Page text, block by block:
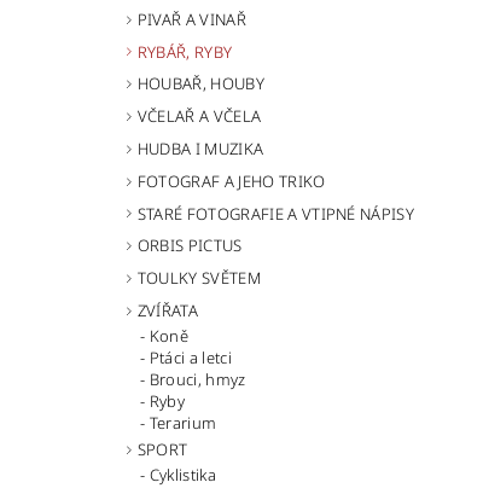
PIVAŘ A VINAŘ
RYBÁŘ, RYBY
HOUBAŘ, HOUBY
VČELAŘ A VČELA
HUDBA I MUZIKA
FOTOGRAF A JEHO TRIKO
STARÉ FOTOGRAFIE A VTIPNÉ NÁPISY
ORBIS PICTUS
TOULKY SVĚTEM
ZVÍŘATA
Koně
Ptáci a letci
Brouci, hmyz
Ryby
Terarium
SPORT
Cyklistika